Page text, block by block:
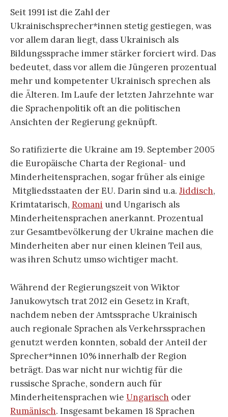
Seit 1991 ist die Zahl der
Ukrainischsprecher*innen stetig gestiegen, was
vor allem daran liegt, dass Ukrainisch als
Bildungssprache immer stärker forciert wird. Das
bedeutet, dass vor allem die Jüngeren prozentual
mehr und kompetenter Ukrainisch sprechen als
die Älteren. Im Laufe der letzten Jahrzehnte war
die Sprachenpolitik oft an die politischen
Ansichten der Regierung geknüpft.
So ratifizierte die Ukraine am 19. September 2005
die Europäische Charta der Regional- und
Minderheitensprachen, sogar früher als einige
Mitgliedsstaaten der EU. Darin sind u.a. Jiddisch,
Krimtatarisch, Romani und Ungarisch als
Minderheitensprachen anerkannt. Prozentual
zur Gesamtbevölkerung der Ukraine machen die
Minderheiten aber nur einen kleinen Teil aus,
was ihren Schutz umso wichtiger macht.
Während der Regierungszeit von Wiktor
Janukowytsch trat 2012 ein Gesetz in Kraft,
nachdem neben der Amtssprache Ukrainisch
auch regionale Sprachen als Verkehrssprachen
genutzt werden konnten, sobald der Anteil der
Sprecher*innen 10% innerhalb der Region
beträgt. Das war nicht nur wichtig für die
russische Sprache, sondern auch für
Minderheitensprachen wie Ungarisch oder
Rumänisch. Insgesamt bekamen 18 Sprachen